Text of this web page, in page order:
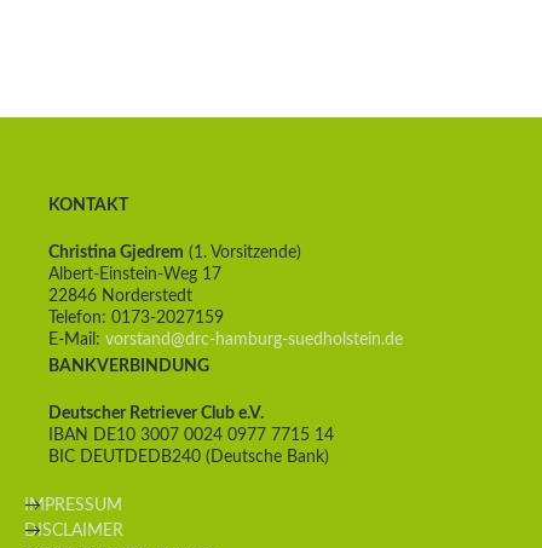
KONTAKT
Christina Gjedrem (1. Vorsitzende)
Albert-Einstein-Weg 17
22846 Norderstedt
Telefon: 0173-2027159
E-Mail: vorstand@drc-hamburg-suedholstein.de
BANKVERBINDUNG
Deutscher Retriever Club e.V.
IBAN DE10 3007 0024 0977 7715 14
BIC DEUTDEDB240 (Deutsche Bank)
IMPRESSUM
DISCLAIMER